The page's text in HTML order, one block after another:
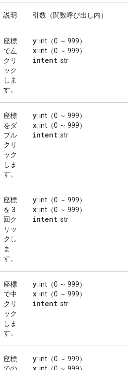
説明 引数（関数呼び出し内）
座標
で左
クリ
ック
しま
す。
y: int（0 ～ 999）
x: int（0 ～ 999）
intent: str
座標
をダ
ブル
クリ
ック
しま
す。
y: int（0 ～ 999）
x: int（0 ～ 999）
intent: str
座標
を 3
回ク
リッ
クし
ま
す。
y: int（0 ～ 999）
x: int（0 ～ 999）
intent: str
座標
で中
クリ
ック
しま
す。
y: int（0 ～ 999）
x: int（0 ～ 999）
intent: str
座標
y: int（0 ～ 999）